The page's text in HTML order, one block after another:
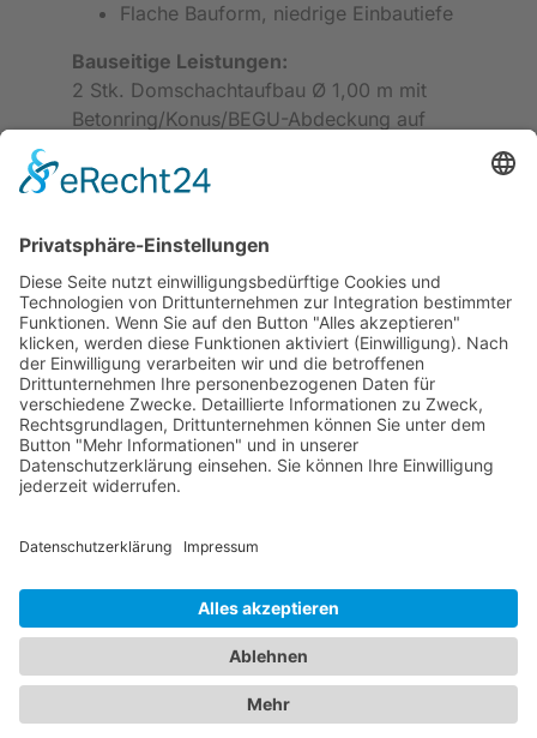
Flache Bauform, niedrige Einbautiefe
Bauseitige Leistungen:
2 Stk. Domschachtaufbau Ø 1,00 m mit
Betonring/Konus/BEGU-Abdeckung auf
x 0,25 m, sowie Belüftung und Verrohrung
Art.-Nr.: 213332
Am Bahndamm 4 – 49809 Lingen
Tel. 0049 (0) 591 / 9 66 53-0 – E-Mail:
info[at]heitker-lingen.de
Impressum
Datenschutz
Allgemeine Geschäftsbedingungen